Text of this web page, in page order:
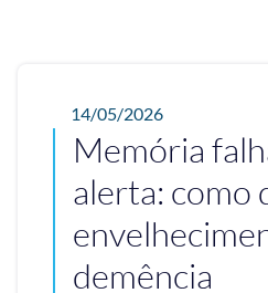
14/05/2026
Memória
alerta: como
demência